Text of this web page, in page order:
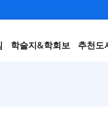
학술지&학회보 추천도